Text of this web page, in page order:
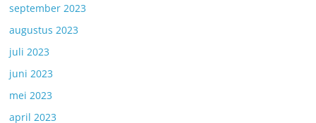
september 2023
augustus 2023
juli 2023
juni 2023
mei 2023
april 2023